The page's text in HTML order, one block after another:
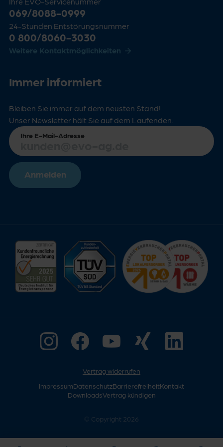
069/8088-0999
24-Stunden Entstörungsnummer
0 800/8060-3030
Weitere Kontaktmöglichkeiten
Immer informiert
Bleiben Sie immer auf dem neusten Stand!
Unser Newsletter hält Sie auf dem Laufenden.
Ihre E-Mail-Adresse
Anmelden
Vertrag widerrufen
ImpressumDatenschutzBarrierefreiheitKontakt
DownloadsVertrag kündigen
© Copyright 2026